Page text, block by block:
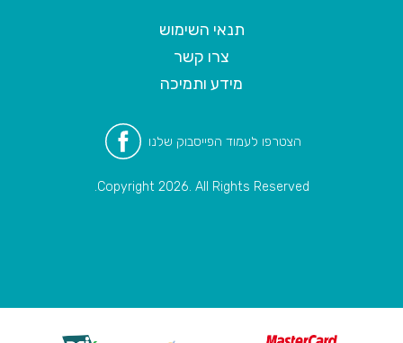
תנאי השימוש
צרו קשר
מידע ותמיכה
הצטרפו לעמוד הפייסבוק שלנו
Copyright 2026. All Rights Reserved.